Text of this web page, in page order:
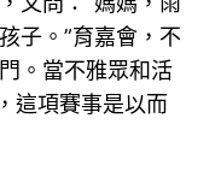
孩子。”育嘉會，不
。當不雅眾和活
這項賽事是以而